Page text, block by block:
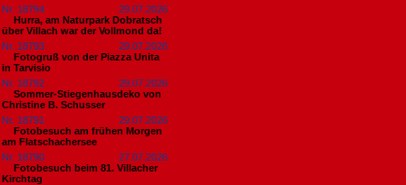
Nr. 18794
29.07.2026
Hurra, am Naturpark Dobratsch
über Villach war der Vollmond da!
Nr. 18793
29.07.2026
Fotogruß von der Piazza Unita
in Tarvisio
Nr. 18792
29.07.2026
Sommer-Stiegenhausdeko von
Christine B. Schusser
Nr. 18791
29.07.2026
Fotobesuch am frühen Morgen
am Flatschachersee
Nr. 18790
27.07.2026
Fotobesuch beim 81. Villacher
Kirchtag